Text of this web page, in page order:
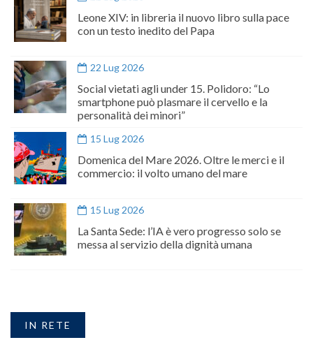
Leone XIV: in libreria il nuovo libro sulla pace
con un testo inedito del Papa
22 Lug 2026
Social vietati agli under 15. Polidoro: “Lo
smartphone può plasmare il cervello e la
personalità dei minori”
15 Lug 2026
Domenica del Mare 2026. Oltre le merci e il
commercio: il volto umano del mare
15 Lug 2026
La Santa Sede: l’IA è vero progresso solo se
messa al servizio della dignità umana
IN RETE